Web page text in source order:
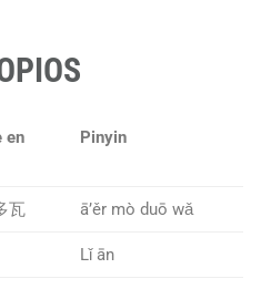
en
Pinyin
瓦 ā’ěr mò duō wǎ
Lǐ ān